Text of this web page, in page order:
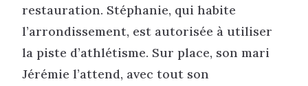
restauration. Stéphanie, qui habite
l’arrondissement, est autorisée à utiliser
la piste d’athlétisme. Sur place, son mari
Jérémie l’attend, avec tout son